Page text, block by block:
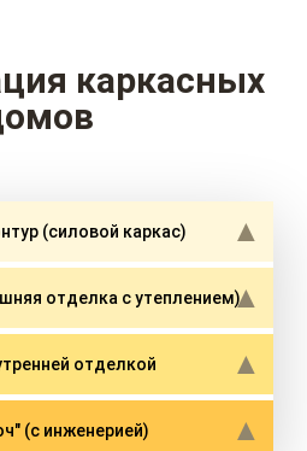
каркасных
(силовой каркас)
отделка с утеплением)
отделкой
(с инженерией)